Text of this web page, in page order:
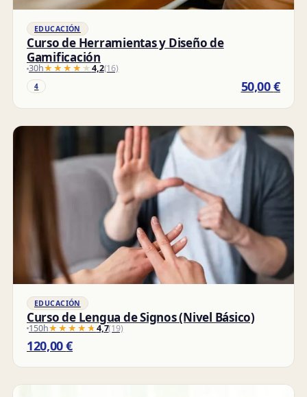
EDUCACIÓN
Curso de Herramientas y Diseño de
Gamificación
30h★★★★★
★★★★★4,2(16)
4 50,00€
EDUCACIÓN
Curso de Lengua de Signos (Nivel Básico)
150h★★★★★
★★★★★4,7(19)
120,00€